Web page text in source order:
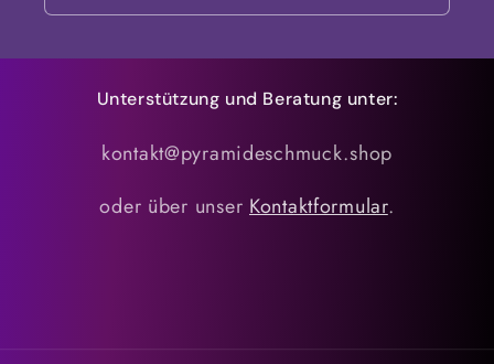
Unterstützung und Beratung unter:
kontakt@pyramideschmuck.shop
oder über unser Kontaktformular.